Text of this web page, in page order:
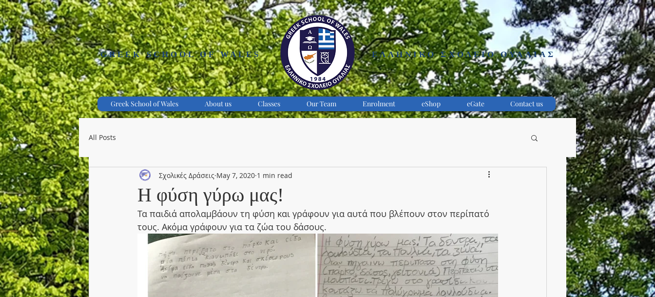
GREEK SCHOOL OF WALES ΕΛΛΗΝΙΚΟ ΣΧΟΛΕΙΟ ΟΥΑΛΙΑΣ
Greek School of Wales About us Classes Our Team Enrolment eShop eGate Contact us
All Posts
Η φύση γύρω μας!
Σχολικές Δράσεις May 7, 2020 1 min read
Τα παιδιά απολαμβάουν τη φύση και γράφουν για αυτά που βλέπουν στον περίπατό
τους. Ακόμα γράφουν για τα ζώα του δάσους.